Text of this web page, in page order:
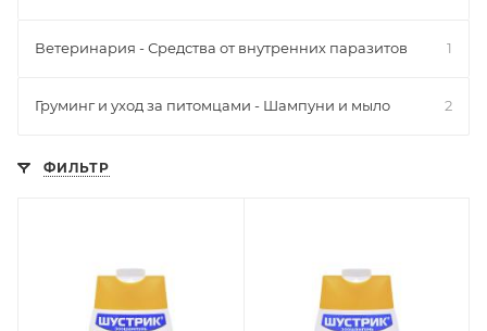
Ветеринария - Средства от внутренних паразитов 1
Груминг и уход за питомцами - Шампуни и мыло 2
ФИЛЬТР